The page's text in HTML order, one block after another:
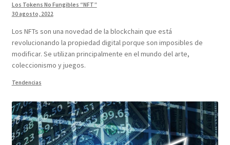
Los Tokens No Fungibles “NFT”
30 agosto, 2022
Los NFTs son una novedad de la blockchain que está
revolucionando la propiedad digital porque son imposibles de
modificar. Se utilizan principalmente en el mundo del arte,
coleccionismo y juegos.
Tendencias